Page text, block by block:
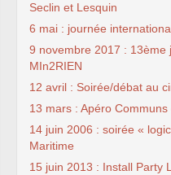
Seclin et Lesquin
6 mai : journée
9 novembre 2017 : 13ème
MIn2RIEN
12 avril : Soirée/débat au
13 mars : Apéro
14 juin 2006 : soirée «
Maritime
15 juin 2013 : Install Party